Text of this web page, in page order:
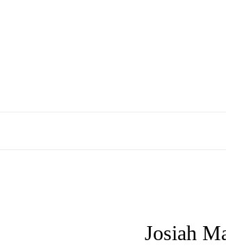
Josiah